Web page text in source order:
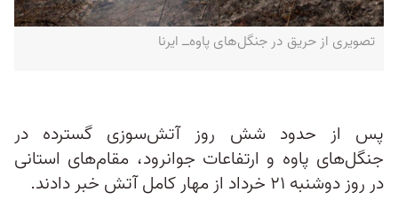
تصویری از حریق در جنگل‌های پاوه‌ــ ایرنا
پس از حدود شش روز آتش‌سوزی گسترده در
جنگل‌های پاوه و ارتفاعات جوانرود، مقام‌های استانی
در روز دوشنبه ۲۱ خرداد از مهار کامل آتش خبر دادند.